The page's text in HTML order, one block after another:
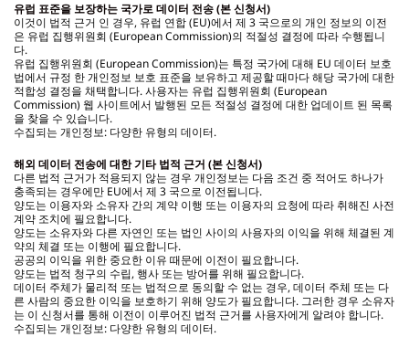
유럽 표준을 보장하는 국가로 데이터 전송 (본 신청서)
이것이 법적 근거 인 경우, 유럽 연합 (EU)에서 제 3 국으로의 개인 정보의 이전
은 유럽 집행위원회 (European Commission)의 적절성 결정에 따라 수행됩니
다.
유럽 집행위원회 (European Commission)는 특정 국가에 대해 EU 데이터 보호
법에서 규정 한 개인정보 보호 표준을 보유하고 제공할 때마다 해당 국가에 대한
적합성 결정을 채택합니다. 사용자는 유럽 집행위원회 (European
Commission) 웹 사이트에서 발행된 모든 적절성 결정에 대한 업데이트 된 목록
을 찾을 수 있습니다.
수집되는 개인정보: 다양한 유형의 데이터.
해외 데이터 전송에 대한 기타 법적 근거 (본 신청서)
다른 법적 근거가 적용되지 않는 경우 개인정보는 다음 조건 중 적어도 하나가
충족되는 경우에만 EU에서 제 3 국으로 이전됩니다.
양도는 이용자와 소유자 간의 계약 이행 또는 이용자의 요청에 따라 취해진 사전
계약 조치에 필요합니다.
양도는 소유자와 다른 자연인 또는 법인 사이의 사용자의 이익을 위해 체결된 계
약의 체결 또는 이행에 필요합니다.
공공의 이익을 위한 중요한 이유 때문에 이전이 필요합니다.
양도는 법적 청구의 수립, 행사 또는 방어를 위해 필요합니다.
데이터 주체가 물리적 또는 법적으로 동의할 수 없는 경우, 데이터 주체 또는 다
른 사람의 중요한 이익을 보호하기 위해 양도가 필요합니다. 그러한 경우 소유자
는 이 신청서를 통해 이전이 이루어진 법적 근거를 사용자에게 알려야 합니다.
수집되는 개인정보: 다양한 유형의 데이터.